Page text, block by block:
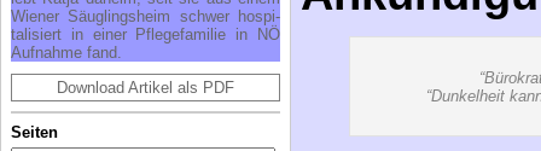
Wie­ner Säug­lings­heim schwer hos­pi­
ta­li­siert in ei­ner Pfle­ge­fa­mi­lie in NÖ
Auf­nah­me fand.
Download Artikel als PDF
Seiten
“Dunkelheit